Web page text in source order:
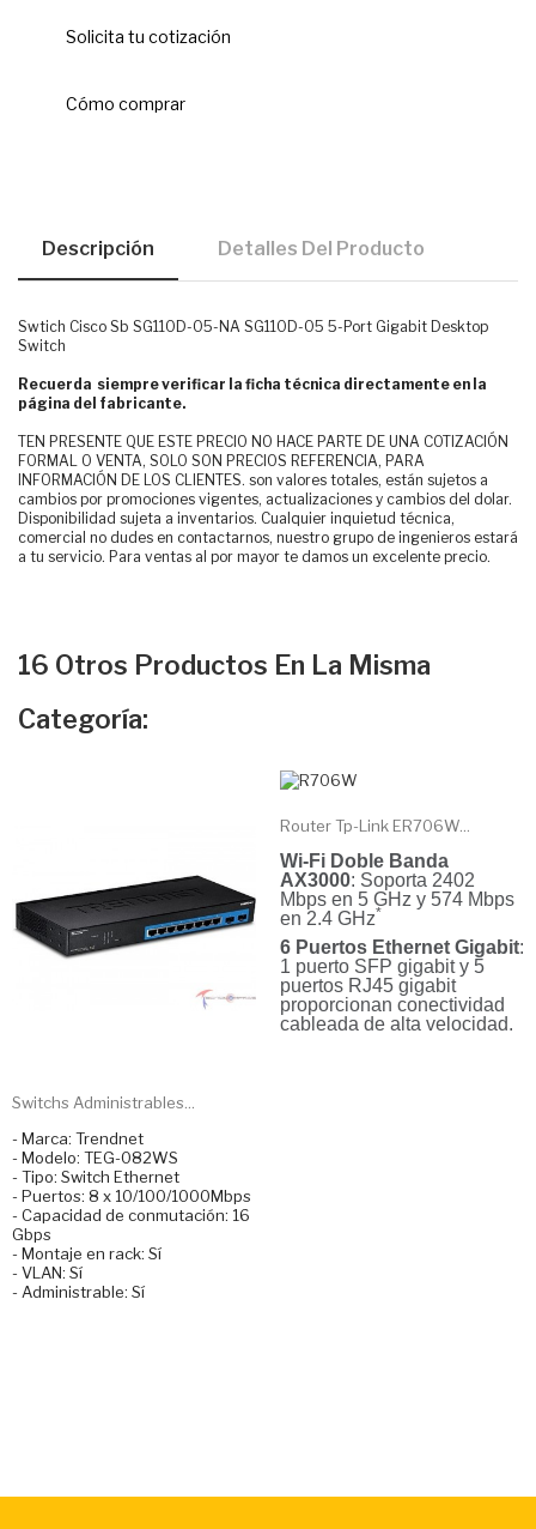
Solicita tu cotización
Cómo comprar
Descripción Detalles Del Producto
Swtich Cisco Sb SG110D-05-NA SG110D-05 5-Port Gigabit Desktop
Switch
Recuerda siempre verificar la ficha técnica directamente en la
página del fabricante.
TEN PRESENTE QUE ESTE PRECIO NO HACE PARTE DE UNA COTIZACIÓN
FORMAL O VENTA, SOLO SON PRECIOS REFERENCIA, PARA
INFORMACIÓN DE LOS CLIENTES. son valores totales, están sujetos a
cambios por promociones vigentes, actualizaciones y cambios del dolar.
Disponibilidad sujeta a inventarios. Cualquier inquietud técnica,
comercial no dudes en contactarnos, nuestro grupo de ingenieros estará
a tu servicio. Para ventas al por mayor te damos un excelente precio.
16 Otros Productos En La Misma
Categoría:
Switchs Administrables...
- Marca: Trendnet
- Modelo: TEG-082WS
- Tipo: Switch Ethernet
- Puertos: 8 x 10/100/1000Mbps
- Capacidad de conmutación: 16
Gbps
- Montaje en rack: Sí
- VLAN: Sí
- Administrable: Sí
Router Tp-Link ER706W...
Wi-Fi Doble Banda
AX3000: Soporta 2402
Mbps en 5 GHz y 574 Mbps
en 2.4 GHz*
6 Puertos Ethernet Gigabit:
1 puerto SFP gigabit y 5
puertos RJ45 gigabit
proporcionan conectividad
cableada de alta velocidad.